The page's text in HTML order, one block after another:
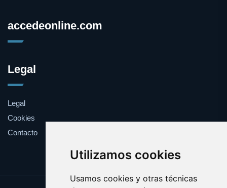
Utilizamos cookies
Usamos cookies y otras técnicas
accedeonline.com
Legal
Legal
Cookies
Contacto